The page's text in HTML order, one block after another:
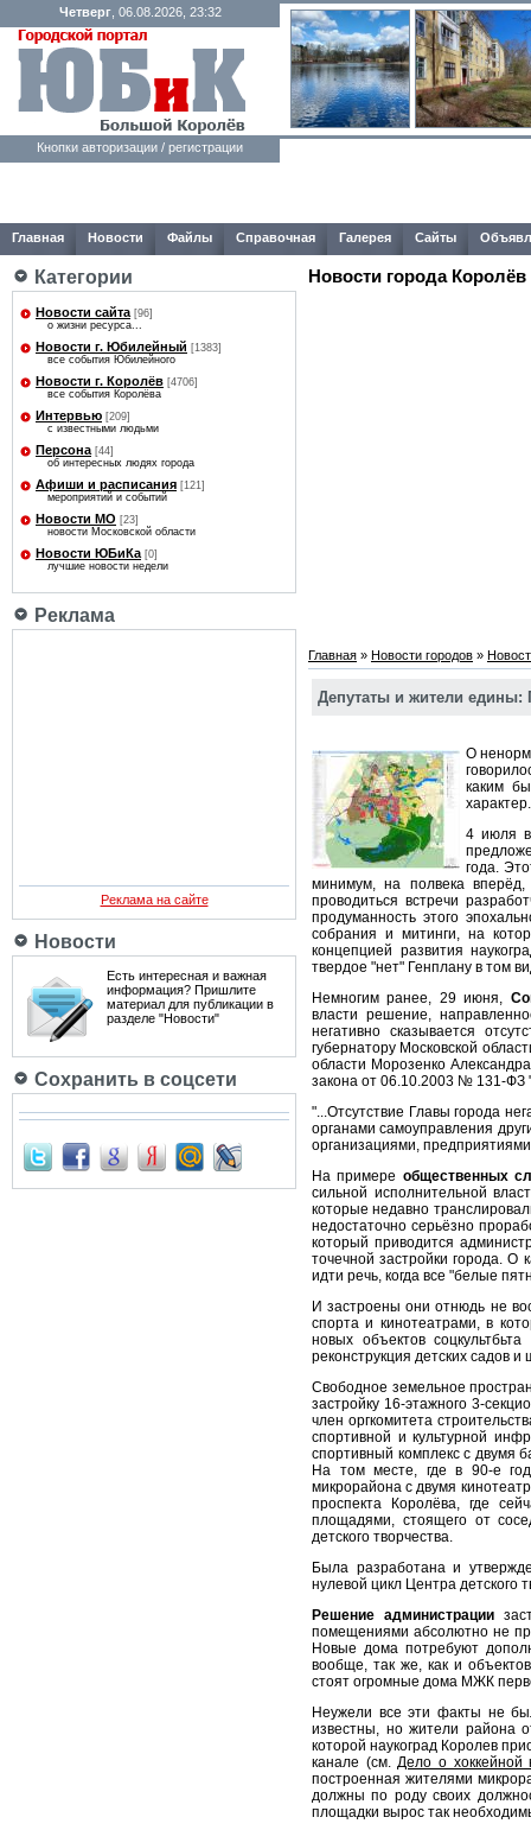
Четверг, 06.08.2026, 23:32
Кнопки авторизации / регистрации
Главная Новости Файлы Справочная Галерея Сайты
Категории
Новости сайта [96]
о жизни ресурса...
Новости г. Юбилейный [1383]
все события Юбилейного
Новости г. Королёв [4706]
все события Королёва
Интервью [209]
с известными людьми
Персона [44]
об интересных людях города
Афиши и расписания [121]
мероприятий и событий
Новости МО [23]
новости Московской области
Новости ЮБиКа [0]
лучшие новости недели
Реклама
Реклама на сайте
Новости
Есть интересная и важная
информация? Пришлите
материал для публикации в
разделе "Новости"
Сохранить в соцсети
Новости города Королёв
Главная » Новости городов »
Депутаты и жители едины:
О
каким
характер.
4 июля
года.
минимум, на полвека
проводиться встречи
продуманность этого
собрания и митинги, на
концепцией развития
твердое "нет" Генплану в том
Немногим ранее, 29 июня,
власти решение,
негативно сказывается
губернатору Московской
области Морозенко
закона от 06.10.2003 № 131-ФЗ
"...Отсутствие Главы города
органами самоуправления
opганизациями, предприятиями
На примере общественных
сильной исполнительной
которые недавно
недостаточно серьёзно
который приводится
точечной застройки города. О
идти речь, когда все "белые
И застроены они отнюдь не
спорта и кинотеатрами, в
новых объектов
реконструкция детских садов
Свободное земельное
застройку 16-этажного 3-
член оргкомитета
спортивной и культурной
спортивный комплекс с двумя
На том месте, где в 90-е
микрорайона с двумя
проспекта Королёва, где
площадями, стоящего от
детского творчества.
Была разработана и
нулевой цикл Центра детского
Решение администрации
помещениями абсолютно не
Новые дома потребуют
вообще, так же, как и
стоят огромные дома МЖК
Неужели все эти факты не
известны, но жители района
которой наукоград Королев
канале (см.Дело о хоккейной
построенная жителями
должны по роду своих
площадки вырос так